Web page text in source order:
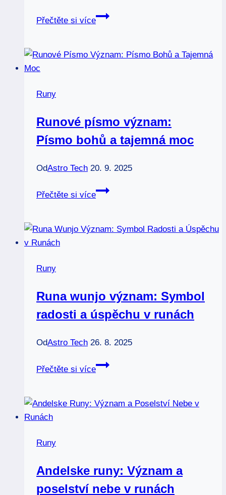
Přečtěte si více
Andělské
Poselství
Runy
Runové písmo význam:
Písmo bohů a tajemná moc
OdAstro Tech 20. 9. 2025
Přečtěte si více
Runové
Písmo
Runy
Runa wunjo význam: Symbol
radosti a úspěchu v runách
OdAstro Tech 26. 8. 2025
Přečtěte si více
Runa
Symbol
runách
Runy
Andelske runy: Význam a
poselství nebe v runách